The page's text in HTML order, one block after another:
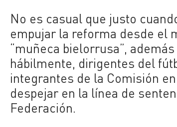
No es casual que justo
empujar la reforma desde el
“muñeca bielorrusa”,
hábilmente, dirigentes del
integrantes de la Comisión
despejar en la línea de
Federación.